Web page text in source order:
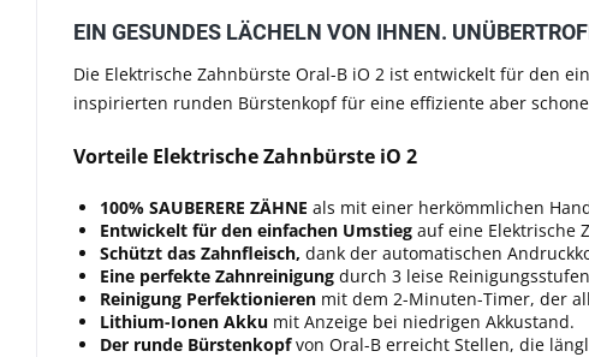
EIN GESUNDES LÄCHELN VON IHNEN.
Die Elektrische Zahnbürste Oral-B iO 2 ist entwickelt für den
inspirierten runden Bürstenkopf für eine effiziente aber
Vorteile Elektrische Zahnbürste iO 2
100% SAUBERERE ZÄHNE als mit einer herkömmlichen
Entwickelt für den einfachen Umstieg auf eine Elektrische
Schützt das Zahnfleisch, dank der automatischen
Eine perfekte Zahnreinigung durch 3 leise
Reinigung Perfektionieren mit dem 2-Minuten-Timer, der
Lithium-Ionen Akku mit Anzeige bei niedrigen Akkustand.
Der runde Bürstenkopfvon Oral-B erreicht Stellen, die